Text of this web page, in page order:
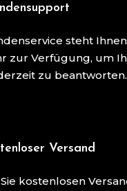
steht
zur Verfügung, um
zu beantworten.
Versand
kostenlosen